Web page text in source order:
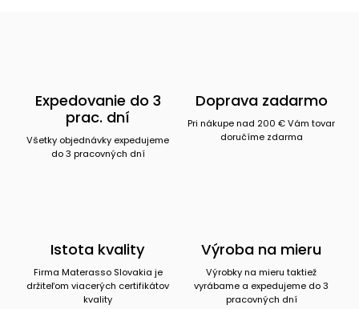
Expedovanie do 3
prac. dní
Všetky objednávky expedujeme
do 3 pracovných dní
Doprava zadarmo
Pri nákupe nad 200 € Vám tovar
doručíme zdarma
Istota kvality
Firma Materasso Slovakia je
držiteľom viacerých certifikátov
kvality
Výroba na mieru
Výrobky na mieru taktiež
vyrábame a expedujeme do 3
pracovných dní